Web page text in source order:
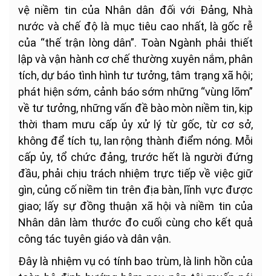
vệ niềm tin của Nhân dân đối với Đảng, Nhà
nước và chế độ là mục tiêu cao nhất, là gốc rễ
của “thế trận lòng dân”. Toàn Ngành phải thiết
lập và vận hành cơ chế thường xuyên nắm, phân
tích, dự báo tình hình tư tưởng, tâm trạng xã hội;
phát hiện sớm, cảnh báo sớm những “vùng lõm”
về tư tưởng, những vấn đề bào mòn niềm tin, kịp
thời tham mưu cấp ủy xử lý từ gốc, từ cơ sở,
không để tích tụ, lan rộng thành điểm nóng. Mỗi
cấp ủy, tổ chức đảng, trước hết là người đứng
đầu, phải chịu trách nhiệm trực tiếp về việc giữ
gìn, củng cố niềm tin trên địa bàn, lĩnh vực được
giao; lấy sự đồng thuận xã hội và niềm tin của
Nhân dân làm thước đo cuối cùng cho kết quả
công tác tuyên giáo và dân vận.
Đây là nhiệm vụ có tính bao trùm, là linh hồn của